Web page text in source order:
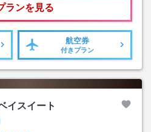
ランを見る
航空券
付きプラン
イスイート